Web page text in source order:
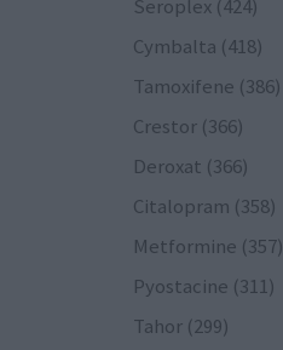
Seroplex (424)
Cymbalta (418)
Tamoxifene (386)
Crestor (366)
Deroxat (366)
Citalopram (358)
Metformine (357)
Pyostacine (311)
Tahor (299)